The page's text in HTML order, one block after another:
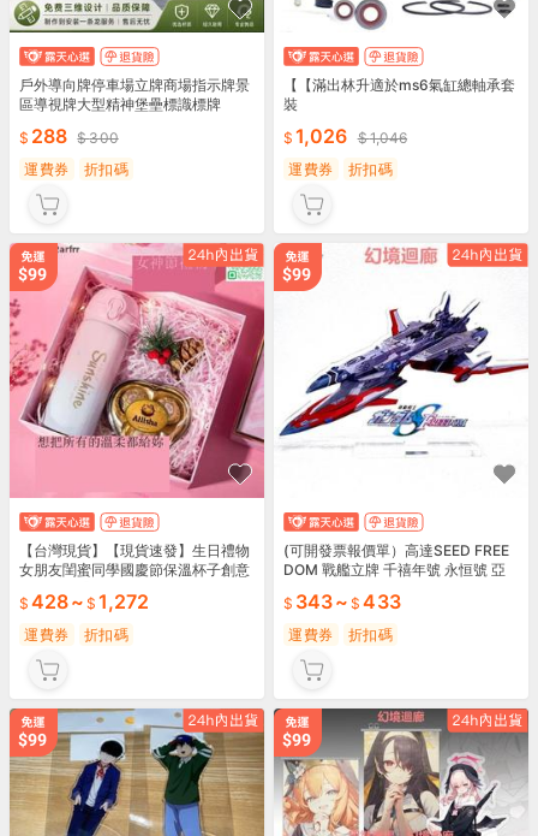
戶外導向牌停車場立牌商場指示牌景
區導視牌大型精神堡壘標識標牌
288
300
運費券
折扣碼
【【滿出林升適於ms6氣缸總軸承套
裝
1,026
1,046
運費券
折扣碼
【台灣現貨】【現貨速發】生日禮物
女朋友閨蜜同學國慶節保溫杯子創意
428~ 1,272
運費券 折扣碼
(可開發票報價單）高達SEED FREE
DOM 戰艦立牌 千禧年號 永恒號 亞
343~ 433
運費券 折扣碼